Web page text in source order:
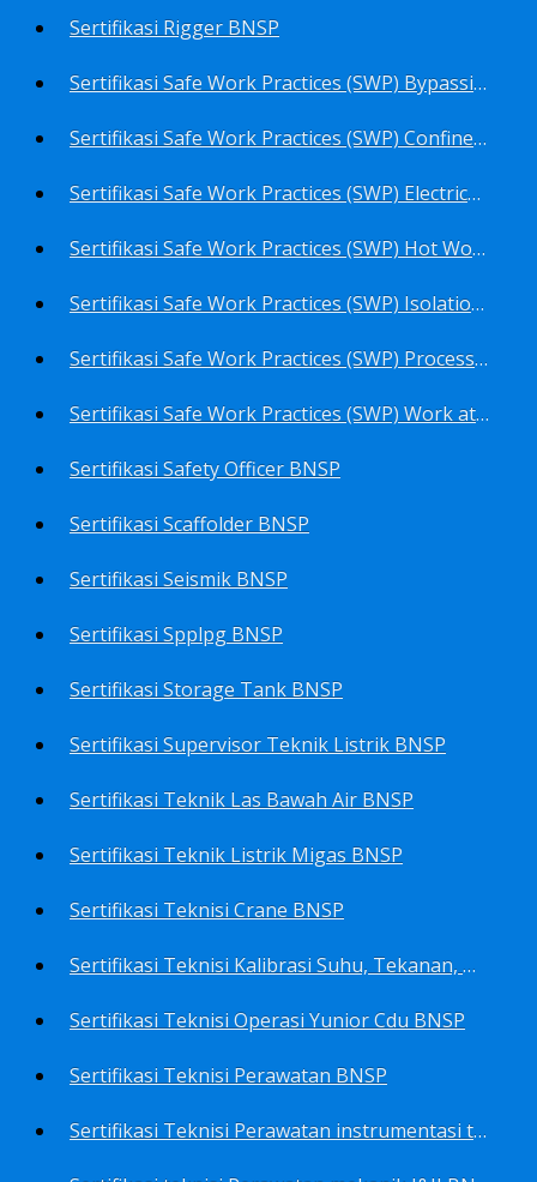
Sertifikasi Rigger BNSP
Sertifikasi Safe Work Practices (SWP) Bypassing Critical Protection BNSP
Sertifikasi Safe Work Practices (SWP) Confined Space Entry BNSP
Sertifikasi Safe Work Practices (SWP) Electrical Safe Work BNSP
Sertifikasi Safe Work Practices (SWP) Hot Work BNSP
Sertifikasi Safe Work Practices (SWP) Isolation of Hazardous Energy BNSP
Sertifikasi Safe Work Practices (SWP) Process Overview and Awareness BNSP
Sertifikasi Safe Work Practices (SWP) Work at Height BNSP
Sertifikasi Safety Officer BNSP
Sertifikasi Scaffolder BNSP
Sertifikasi Seismik BNSP
Sertifikasi Spplpg BNSP
Sertifikasi Storage Tank BNSP
Sertifikasi Supervisor Teknik Listrik BNSP
Sertifikasi Teknik Las Bawah Air BNSP
Sertifikasi Teknik Listrik Migas BNSP
Sertifikasi Teknisi Crane BNSP
Sertifikasi Teknisi Kalibrasi Suhu, Tekanan, Densitas, Volume BNSP
Sertifikasi Teknisi Operasi Yunior Cdu BNSP
Sertifikasi Teknisi Perawatan BNSP
Sertifikasi Teknisi Perawatan instrumentasi tingkat I BNSP